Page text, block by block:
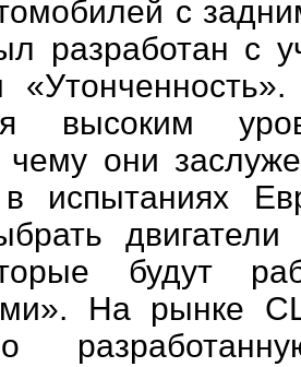
с
разработан с
высоким
чему они
в испытаниях
будут
На рынке